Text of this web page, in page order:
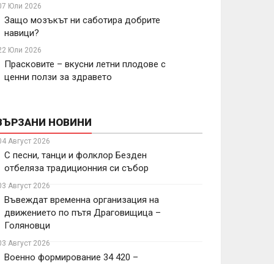
Юли 2026
Защо мозъкът ни саботира добрите
навици?
Юли 2026
Прасковите – вкусни летни плодове с
ценни ползи за здравето
НОВИНИ
Август 2026
С песни, танци и фолклор Безден
отбеляза традиционния си събор
Август 2026
Въвеждат временна организация на
движението по пътя Драговищица –
Голяновци
Август 2026
Военно формирование 34 420 –